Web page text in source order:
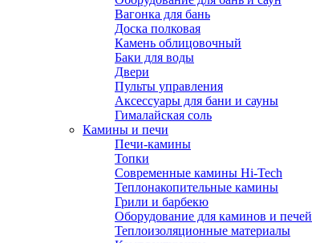
Вагонка для бань
Доска полковая
Камень облицовочный
Баки для воды
Двери
Пульты управления
Аксессуары для бани и сауны
Гималайская соль
Камины и печи
Печи-камины
Топки
Современные камины Hi-Tech
Теплонакопительные камины
Грили и барбекю
Оборудование для каминов и печей
Теплоизоляционные материалы